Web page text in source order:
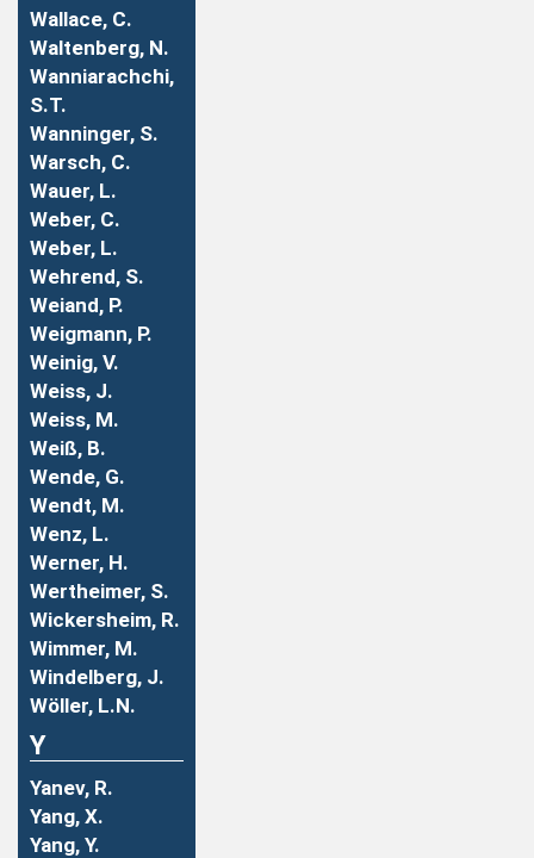
Wallace, C.
Waltenberg, N.
Wanniarachchi,
S.T.
Wanninger, S.
Warsch, C.
Wauer, L.
Weber, C.
Weber, L.
Wehrend, S.
Weiand, P.
Weigmann, P.
Weinig, V.
Weiss, J.
Weiss, M.
Weiß, B.
Wende, G.
Wendt, M.
Wenz, L.
Werner, H.
Wertheimer, S.
Wickersheim, R.
Wimmer, M.
Windelberg, J.
Wöller, L.N.
Y
Yanev, R.
Yang, X.
Yang, Y.